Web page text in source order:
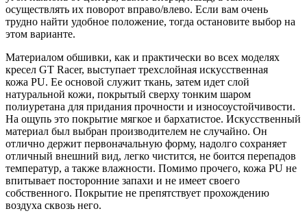
осуществлять их поворот вправо/влево. Если вам очень
трудно найти удобное положение, тогда остановите выбор на
этом варианте.
Материалом обшивки, как и практически во всех моделях
кресел GT Racer, выступает трехслойная искусственная
кожа PU. Ее основой служит ткань, затем идет слой
натуральной кожи, покрытый сверху тонким шаром
полиуретана для придания прочности и износоустойчивости.
На ощупь это покрытие мягкое и бархатистое. Искусственный
материал был выбран производителем не случайно. Он
отлично держит первоначальную форму, надолго сохраняет
отличный внешний вид, легко чистится, не боится перепадов
температур, а также влажности. Помимо прочего, кожа PU не
впитывает посторонние запахи и не имеет своего
собственного. Покрытие не препятствует прохождению
воздуха сквозь него.